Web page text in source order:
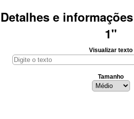
Detalhes e
1"
Visualizar texto
Tamanho